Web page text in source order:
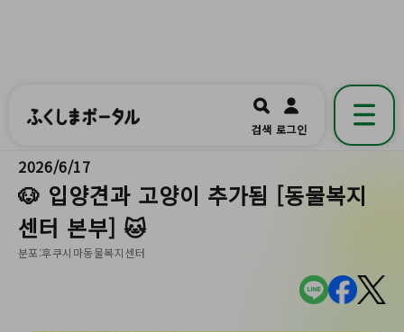
福島県公式の地域情報ポータルアプリ
開く
검색 로그인
2026/6/17
🐶 입양견과 고양이 추가됨 [동물복지
센터 본부] 🐱
분포:후쿠시마동물복지센터